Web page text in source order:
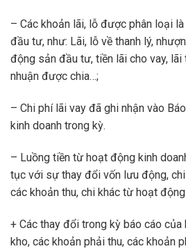
– Các khoản lãi, lỗ được phân loại
đầu tư, như: Lãi, lỗ về thanh lý,
động sản đầu tư, tiền lãi cho vay,
nhuận được chia…;
– Chi phí lãi vay đã ghi nhận vào
kinh doanh trong kỳ.
– Luồng tiền từ hoạt động kinh
tục với sự thay đổi vốn lưu động,
các khoản thu, chi khác từ hoạt
+ Các thay đổi trong kỳ báo cáo của
kho, các khoản phải thu, các khoản